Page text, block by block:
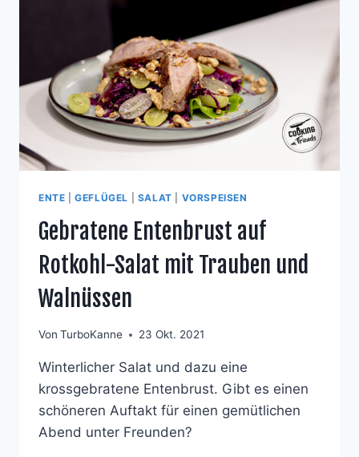
ENTE |GEFLÜGEL SALAT VORSPEISEN
Gebratene Entenbrust auf
Rotkohl-Salat mit Trauben und
Walnüssen
Von TurboKanne 23 Okt. 2021
Winterlicher Salat und dazu eine
krossgebratene Entenbrust. Gibt es einen
schöneren Auftakt für einen gemütlichen
Abend unter Freunden?